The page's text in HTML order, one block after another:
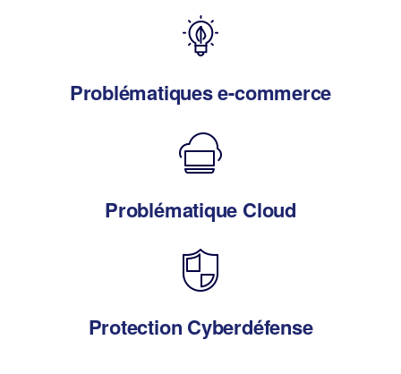
Problématiques e-commerce
Problématique Cloud
Protection Cyberdéfense